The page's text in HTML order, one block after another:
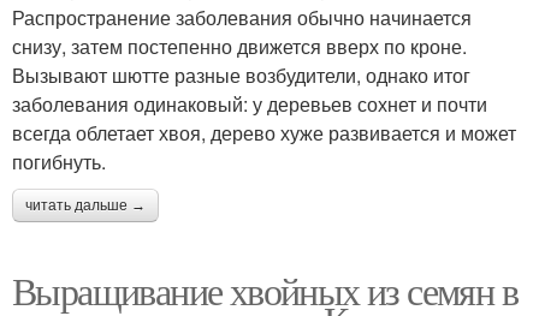
Распространение заболевания обычно начинается
снизу, затем постепенно движется вверх по кроне.
Вызывают шютте разные возбудители, однако итог
заболевания одинаковый: у деревьев сохнет и почти
всегда облетает хвоя, дерево хуже развивается и может
погибнуть.
читать дальше →
Выращивание хвойных из семян в